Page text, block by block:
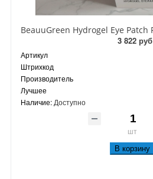
3 822 руб
Артикул
Штрихкод
Производитель
Лучшее
Наличие: Доступно
шт
В корзину